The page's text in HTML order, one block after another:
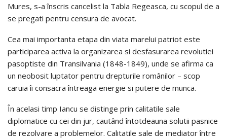
Mures, s-a înscris cancelist la Tabla Regeasca, cu scopul de a
se pregati pentru censura de avocat.
Cea mai importanta etapa din viata marelui patriot este
participarea activa la organizarea si desfasurarea revolutiei
pasoptiste din Transilvania (1848-1849), unde se afirma ca
un neobosit luptator pentru drepturile românilor – scop
caruia îi consacra întreaga energie si putere de munca.
În acelasi timp Iancu se distinge prin calitatile sale
diplomatice cu cei din jur, cautând întotdeauna solutii pasnice
de rezolvare a problemelor. Calitatile sale de mediator între